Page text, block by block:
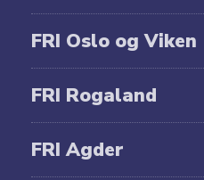
FRI Oslo og Viken
FRI Rogaland
FRI Agder